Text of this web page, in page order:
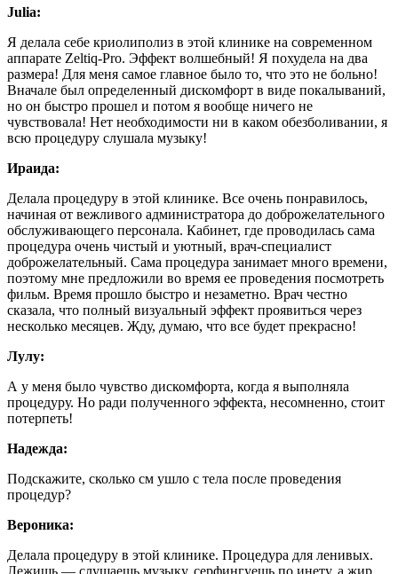
Julia:
Я делала себе криолиполиз в этой клинике на современном
аппарате Zeltiq-Pro. Эффект волшебный! Я похудела на два
размера! Для меня самое главное было то, что это не больно!
Вначале был определенный дискомфорт в виде покалываний,
но он быстро прошел и потом я вообще ничего не
чувствовала! Нет необходимости ни в каком обезболивании, я
всю процедуру слушала музыку!
Ираида:
Делала процедуру в этой клинике. Все очень понравилось,
начиная от вежливого администратора до доброжелательного
обслуживающего персонала. Кабинет, где проводилась сама
процедура очень чистый и уютный, врач-специалист
доброжелательный. Сама процедура занимает много времени,
поэтому мне предложили во время ее проведения посмотреть
фильм. Время прошло быстро и незаметно. Врач честно
сказала, что полный визуальный эффект проявиться через
несколько месяцев. Жду, думаю, что все будет прекрасно!
Лулу:
А у меня было чувство дискомфорта, когда я выполняла
процедуру. Но ради полученного эффекта, несомненно, стоит
потерпеть!
Надежда:
Подскажите, сколько см ушло с тела после проведения
процедур?
Вероника:
Делала процедуру в этой клинике. Процедура для ленивых.
Лежишь — слушаешь музыку, серфингуешь по инету, а жир